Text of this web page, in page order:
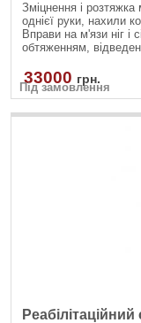
Зміцнення і розтяжка
однієї руки, нахили
Вправи на м'язи ніг і
обтяженням,
різними хватами,
рукоятями; -
прес, бічні нахили
нижнього блоку.
33000 грн.
Під замовлення